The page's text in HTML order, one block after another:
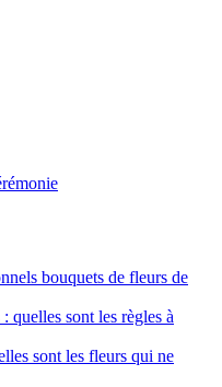
bouquets de fleurs de
quelles sont les règles à
sont les fleurs qui ne